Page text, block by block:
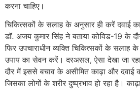
करना चाहिए।
चिकित्सकों के सलाह के अनुसार ही करें दवाई
डॉ. अजय कुमार सिंह ने बताया कोविड-19 के
फिर उपचाराधीन व्यक्ति चिकित्सकों के सलाह
उपाय का सेवन करें। दरअसल, ऐसा देखा जा
दौर में इससे बचाव के असीमित काढ़ा और दवाई
जिसका लोगों के शरीर दुष्प्रभाव हो रहा है।